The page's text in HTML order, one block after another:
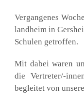
Ver­gan­ge­nes
land­heim in
Schu­len getrof­fen.
Mit dabei waren
die Ver­tre­ter/-
beglei­tet von